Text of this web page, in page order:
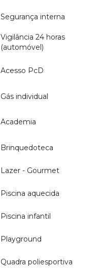
Segurança interna
Vigilância 24 horas
(automóvel)
Acesso PcD
Gás individual
Academia
Brinquedoteca
Lazer - Gourmet
Piscina aquecida
Piscina infantil
Playground
Quadra poliesportiva